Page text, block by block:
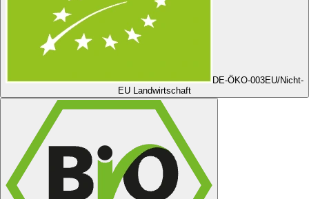
DE-ÖKO-003EU/Nicht-
EU Landwirtschaft